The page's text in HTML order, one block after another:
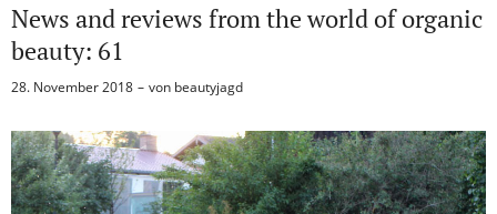
News and reviews from the world of organic
beauty: 61
28. November 2018 von beautyjagd